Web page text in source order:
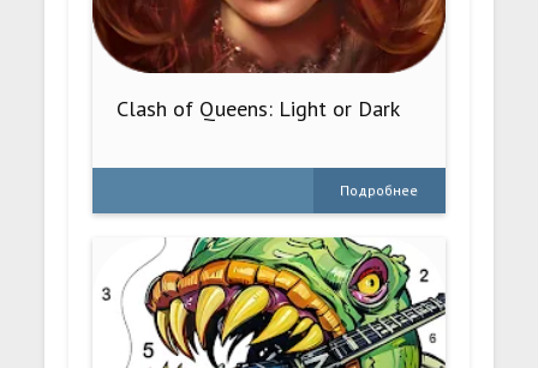
Clash of Queens: Light or Dark
Подробнее